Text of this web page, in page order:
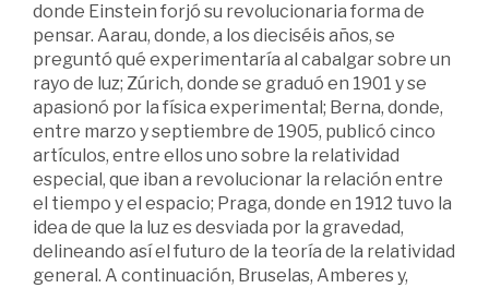
donde Einstein forjó su revolucionaria forma de
pensar. Aarau, donde, a los dieciséis años, se
preguntó qué experimentaría al cabalgar sobre un
rayo de luz; Zúrich, donde se graduó en 1901 y se
apasionó por la física experimental; Berna, donde,
entre marzo y septiembre de 1905, publicó cinco
artículos, entre ellos uno sobre la relatividad
especial, que iban a revolucionar la relación entre
el tiempo y el espacio; Praga, donde en 1912 tuvo la
idea de que la luz es desviada por la gravedad,
delineando así el futuro de la teoría de la relatividad
general. A continuación, Bruselas, Amberes y,